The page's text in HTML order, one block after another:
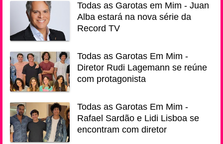
Todas as Garotas em Mim - Juan
Alba estará na nova série da
Record TV
Todas as Garotas Em Mim -
Diretor Rudi Lagemann se reúne
com protagonista
Todas as Garotas Em Mim -
Rafael Sardão e Lidi Lisboa se
encontram com diretor